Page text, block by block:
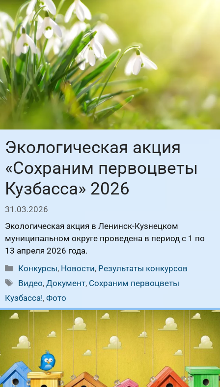
Экологическая акция
«Сохраним первоцветы
Кузбасса» 2026
31.03.2026
Экологическая акция в Ленинск-Кузнецком
муниципальном округе проведена в период с 1 по
13 апреля 2026 года.
Рубрики
Конкурсы, Новости, Результаты конкурсов
Метки
Видео,Документ, Сохраним первоцветы
Кузбасса!, Фото